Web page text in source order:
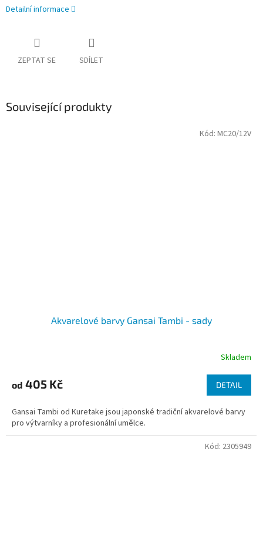
Detailní informace
ZEPTAT SE SDÍLET
Související produkty
Akvarelové barvy Gansai Tambi - sady
Skladem
od 405 Kč DETAIL
Gansai Tambi od Kuretake jsou japonské tradiční akvarelové barvy
pro výtvarníky a profesionální umělce.
Kód: MC20/12V
Kód: 2305949